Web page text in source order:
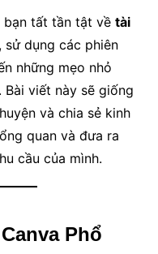
bạn tất tần tật về tài
dụng các phiên
những mẹo nhỏ
viết này sẽ giống
và chia sẻ kinh
quan và đưa ra
cầu của mình.
Phổ